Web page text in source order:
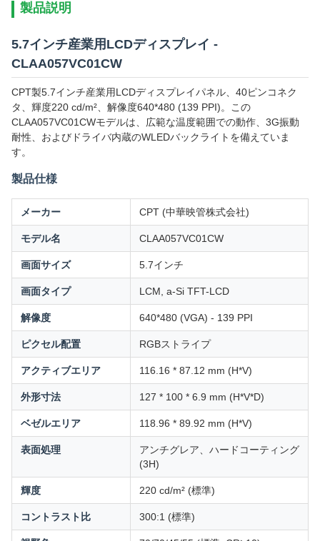
製品説明
5.7インチ産業用LCDディスプレイ -
CLAA057VC01CW
CPT製5.7インチ産業用LCDディスプレイパネル、40ピンコネク
タ、輝度220 cd/m²、解像度640*480 (139 PPI)。この
CLAA057VC01CWモデルは、広範な温度範囲での動作、3G振動
耐性、およびドライバ内蔵のWLEDバックライトを備えていま
す。
製品仕様
メーカー CPT (中華映管株式会社)
モデル名 CLAA057VC01CW
画面サイズ 5.7インチ
画面タイプ LCM, a-Si TFT-LCD
解像度 640*480 (VGA) - 139 PPI
ピクセル配置 RGBストライプ
アクティブエリア 116.16 * 87.12 mm (H*V)
外形寸法 127 * 100 * 6.9 mm (H*V*D)
ベゼルエリア 118.96 * 89.92 mm (H*V)
表面処理
アンチグレア、ハードコーティング
(3H)
輝度 220 cd/m² (標準)
コントラスト比 300:1 (標準)